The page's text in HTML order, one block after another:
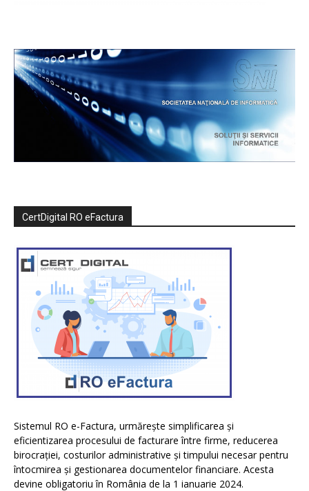
CertDigital RO eFactura
Sistemul RO e-Factura, urmărește simplificarea și
eficientizarea procesului de facturare între firme, reducerea
birocrației, costurilor administrative și timpului necesar pentru
întocmirea și gestionarea documentelor financiare. Acesta
devine obligatoriu în România de la 1 ianuarie 2024.